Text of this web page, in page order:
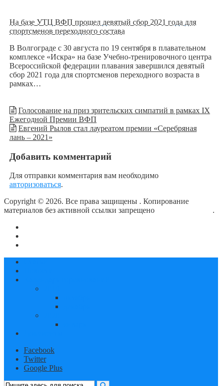
На базе УТЦ ВФП прошел девятый сбор 2021 года для
спортсменов переходного состава
В Волгограде с 30 августа по 19 сентября в плавательном
комплексе «Искра» на базе Учебно-тренировочного центра
Всероссийской федерации плавания завершился девятый
сбор 2021 года для спортсменов переходного возраста в
рамках…
Голосование на приз зрительских симпатий в рамках IX
Ежегодной Премии ВФП
Евгений Рылов стал лауреатом премии «Серебряная
лань – 2021»
Добавить комментарий
Для отправки комментария вам необходимо
авторизоваться.
Copyright © 2026. Все права защищены . Копирование
материалов без активной ссылки запрещено
.
Facebook
Twitter
Google Plus